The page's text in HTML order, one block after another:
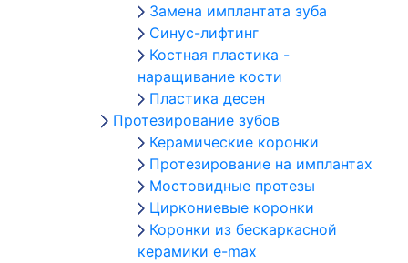
Замена имплантата зуба
Синус-лифтинг
Костная пластика -
наращивание кости
Пластика десен
Протезирование зубов
Керамические коронки
Протезирование на имплантах
Мостовидные протезы
Циркониевые коронки
Коронки из бескаркасной
керамики e-max